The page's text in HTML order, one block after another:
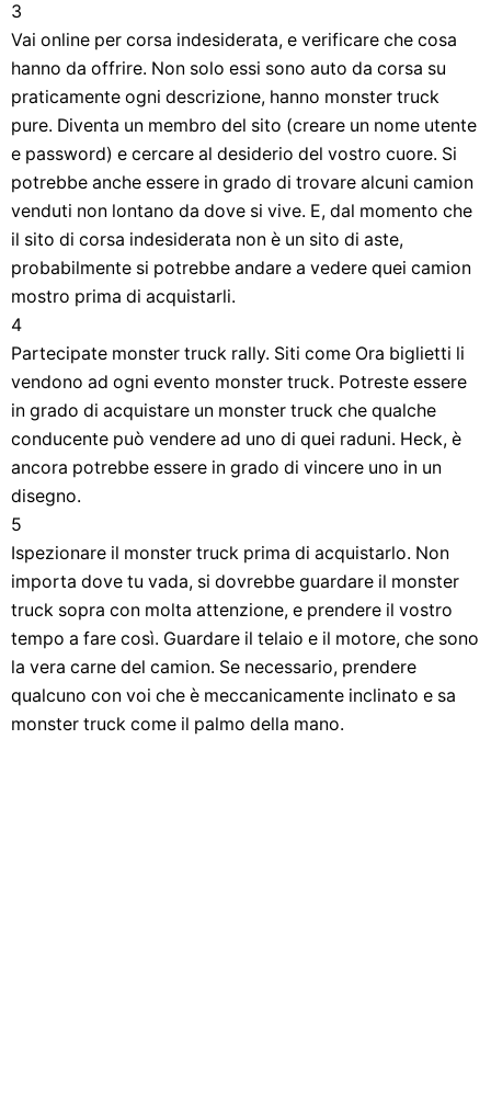
3
Vai online per corsa indesiderata, e verificare che cosa
hanno da offrire. Non solo essi sono auto da corsa su
praticamente ogni descrizione, hanno monster truck
pure. Diventa un membro del sito (creare un nome utente
e password) e cercare al desiderio del vostro cuore. Si
potrebbe anche essere in grado di trovare alcuni camion
venduti non lontano da dove si vive. E, dal momento che
il sito di corsa indesiderata non è un sito di aste,
probabilmente si potrebbe andare a vedere quei camion
mostro prima di acquistarli.
4
Partecipate monster truck rally. Siti come Ora biglietti li
vendono ad ogni evento monster truck. Potreste essere
in grado di acquistare un monster truck che qualche
conducente può vendere ad uno di quei raduni. Heck, è
ancora potrebbe essere in grado di vincere uno in un
disegno.
5
Ispezionare il monster truck prima di acquistarlo. Non
importa dove tu vada, si dovrebbe guardare il monster
truck sopra con molta attenzione, e prendere il vostro
tempo a fare così. Guardare il telaio e il motore, che sono
la vera carne del camion. Se necessario, prendere
qualcuno con voi che è meccanicamente inclinato e sa
monster truck come il palmo della mano.